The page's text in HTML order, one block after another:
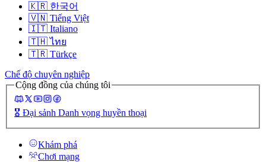
🇰🇷 한국어
🇻🇳 Tiếng Việt
🇮🇹 Italiano
🇹🇭 ไทย
🇹🇷 Türkçe
Chế độ chuyên nghiệp
Cộng đồng của chúng tôi
🎖️ Đại sảnh Danh vọng huyền thoại
Khám phá
Chơi mạng